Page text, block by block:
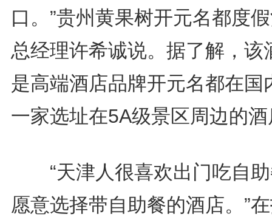
口。”贵州黄果树开元名都度
总经理许希诚说。据了解，该
是高端酒店品牌开元名都在国
一家选址在5A级景区周边的
“天津人很喜欢出门吃自助
愿意选择带自助餐的酒店。”